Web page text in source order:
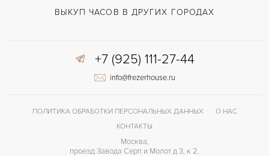
ВЫКУП ЧАСОВ В ДРУГИХ ГОРОДАХ
+7 (925) 111-27-44
info@frezerhouse.ru
ПОЛИТИКА ОБРАБОТКИ ПЕРСОНАЛЬНЫХ ДАННЫХ
О НАС
КОНТАКТЫ
Москва,
проезд Завода Серп и Молот д 3, к 2,